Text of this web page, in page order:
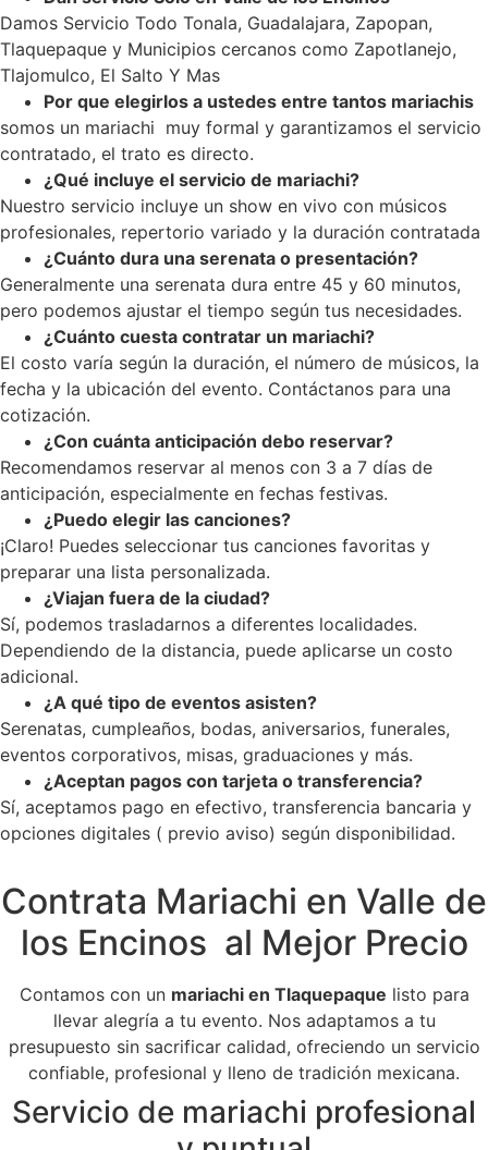
Damos Servicio Todo Tonala, Guadalajara, Zapopan,
Tlaquepaque y Municipios cercanos como Zapotlanejo,
Tlajomulco, El Salto Y Mas
Por que elegirlos a ustedes entre tantos mariachis
somos un mariachi muy formal y garantizamos el servicio
contratado, el trato es directo.
¿Qué incluye el servicio de mariachi?
Nuestro servicio incluye un show en vivo con músicos
profesionales, repertorio variado y la duración contratada
¿Cuánto dura una serenata o presentación?
Generalmente una serenata dura entre 45 y 60 minutos,
pero podemos ajustar el tiempo según tus necesidades.
¿Cuánto cuesta contratar un mariachi?
El costo varía según la duración, el número de músicos, la
fecha y la ubicación del evento. Contáctanos para una
cotización.
¿Con cuánta anticipación debo reservar?
Recomendamos reservar al menos con 3 a 7 días de
anticipación, especialmente en fechas festivas.
¿Puedo elegir las canciones?
¡Claro! Puedes seleccionar tus canciones favoritas y
preparar una lista personalizada.
¿Viajan fuera de la ciudad?
Sí, podemos trasladarnos a diferentes localidades.
Dependiendo de la distancia, puede aplicarse un costo
adicional.
¿A qué tipo de eventos asisten?
Serenatas, cumpleaños, bodas, aniversarios, funerales,
eventos corporativos, misas, graduaciones y más.
¿Aceptan pagos con tarjeta o transferencia?
Sí, aceptamos pago en efectivo, transferencia bancaria y
opciones digitales ( previo aviso) según disponibilidad.
Contrata Mariachi en Valle de
los Encinos al Mejor Precio
Contamos con un mariachi en Tlaquepaque listo para
llevar alegría a tu evento. Nos adaptamos a tu
presupuesto sin sacrificar calidad, ofreciendo un servicio
confiable, profesional y lleno de tradición mexicana.
Servicio de mariachi profesional